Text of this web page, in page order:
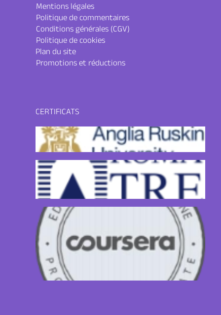
Mentions légales
Politique de commentaires
Conditions générales (CGV)
Politique de cookies
Plan du site
Promotions et réductions
CERTIFICATS